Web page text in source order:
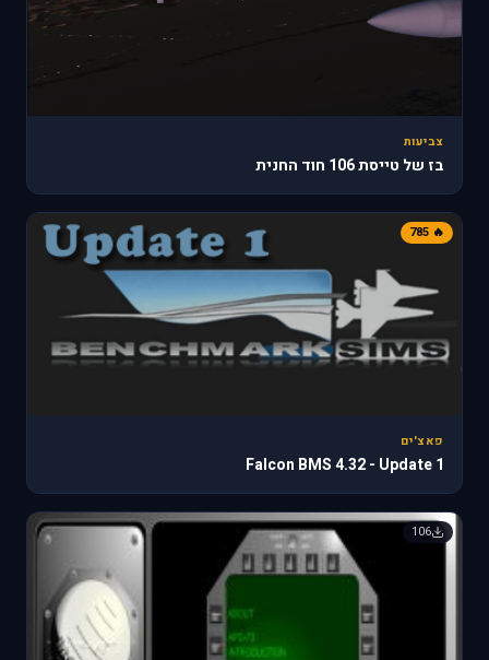
צביעות
בז של טייסת 106 חוד החנית
🔥 785
פאצ'ים
Falcon BMS 4.32 - Update 1
106